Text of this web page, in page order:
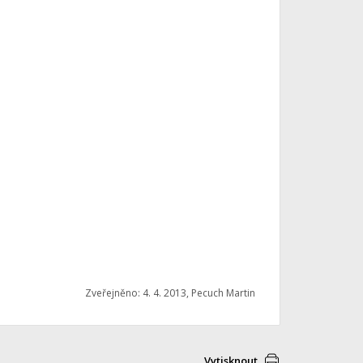
Zveřejněno: 4. 4. 2013, Pecuch Martin